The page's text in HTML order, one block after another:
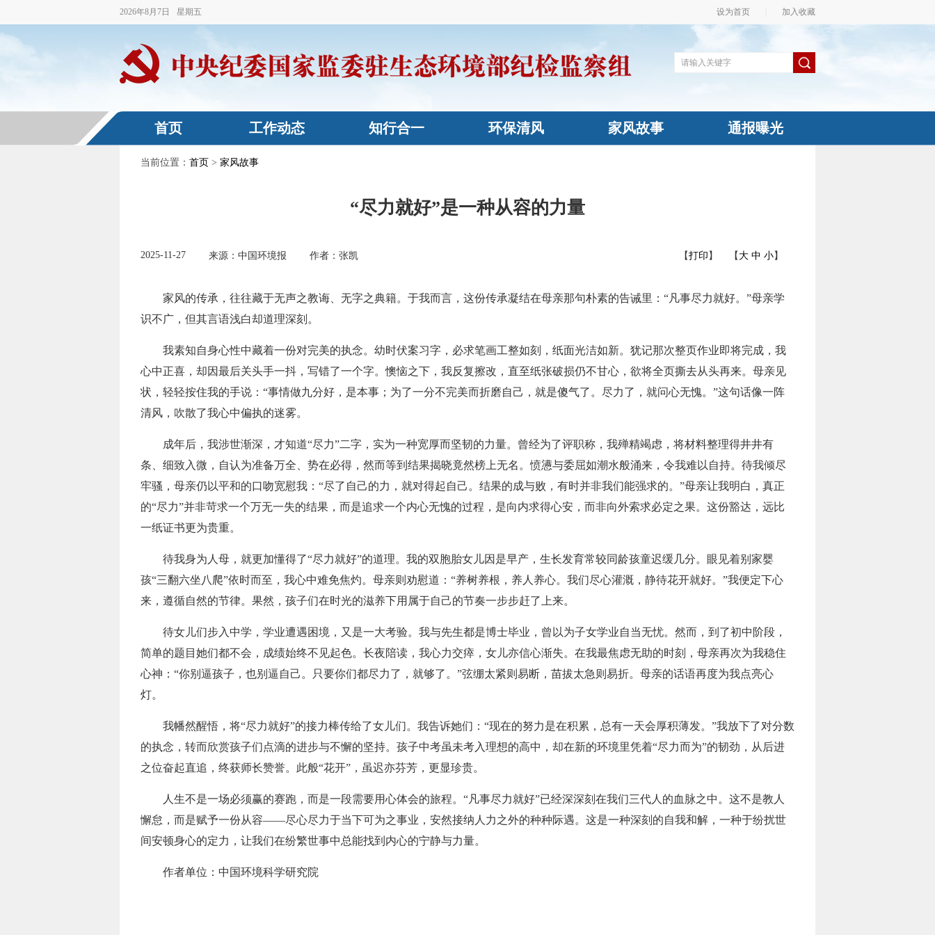
2026年8月 7 日 星期五 设为首页 加入收藏
首页 工作动态 知行合一 环保清风 家风故事 通报曝光
当前位置： 首页 > 家风故事
“尽力就好”是一种从容的力量
2025-11-27 来源：中国环境报 作者：张凯 【 大 中 小】
【打印 】
家风的传承，往往藏于无声之教诲、无字之典籍。于我而言，这份传承凝结在母亲那句朴素的告诫里：“凡事尽力就好。”母亲学
识不广，但其言语浅白却道理深刻。
我素知自身心性中藏着一份对完美的执念。幼时伏案习字，必求笔画工整如刻，纸面光洁如新。犹记那次整页作业即将完成，我
心中正喜，却因最后关头手一抖，写错了一个字。懊恼之下，我反复擦改，直至纸张破损仍不甘心，欲将全页撕去从头再来。母亲见
状，轻轻按住我的手说：“事情做九分好，是本事；为了一分不完美而折磨自己，就是傻气了。尽力了，就问心无愧。”这句话像一阵
清风，吹散了我心中偏执的迷雾。
成年后，我涉世渐深，才知道“尽力”二字，实为一种宽厚而坚韧的力量。曾经为了评职称，我殚精竭虑，将材料整理得井井有
条、细致入微，自认为准备万全、势在必得，然而等到结果揭晓竟然榜上无名。愤懑与委屈如潮水般涌来，令我难以自持。待我倾尽
牢骚，母亲仍以平和的口吻宽慰我：“尽了自己的力，就对得起自己。结果的成与败，有时并非我们能强求的。”母亲让我明白，真正
的“尽力”并非苛求一个万无一失的结果，而是追求一个内心无愧的过程，是向内求得心安，而非向外索求必定之果。这份豁达，远比
一纸证书更为贵重。
待我身为人母，就更加懂得了“尽力就好”的道理。我的双胞胎女儿因是早产，生长发育常较同龄孩童迟缓几分。眼见着别家婴
孩“三翻六坐八爬”依时而至，我心中难免焦灼。母亲则劝慰道：“养树养根，养人养心。我们尽心灌溉，静待花开就好。”我便定下心
来，遵循自然的节律。果然，孩子们在时光的滋养下用属于自己的节奏一步步赶了上来。
待女儿们步入中学，学业遭遇困境，又是一大考验。我与先生都是博士毕业，曾以为子女学业自当无忧。然而，到了初中阶段，
简单的题目她们都不会，成绩始终不见起色。长夜陪读，我心力交瘁，女儿亦信心渐失。在我最焦虑无助的时刻，母亲再次为我稳住
心神：“你别逼孩子，也别逼自己。只要你们都尽力了，就够了。”弦绷太紧则易断，苗拔太急则易折。母亲的话语再度为我点亮心
灯。
我幡然醒悟，将“尽力就好”的接力棒传给了女儿们。我告诉她们：“现在的努力是在积累，总有一天会厚积薄发。”我放下了对分数
的执念，转而欣赏孩子们点滴的进步与不懈的坚持。孩子中考虽未考入理想的高中，却在新的环境里凭着“尽力而为”的韧劲，从后进
之位奋起直追，终获师长赞誉。此般“花开”，虽迟亦芬芳，更显珍贵。
人生不是一场必须赢的赛跑，而是一段需要用心体会的旅程。“凡事尽力就好”已经深深刻在我们三代人的血脉之中。这不是教人
懈怠，而是赋予一份从容——尽心尽力于当下可为之事业，安然接纳人力之外的种种际遇。这是一种深刻的自我和解，一种于纷扰世
间安顿身心的定力，让我们在纷繁世事中总能找到内心的宁静与力量。
作者单位：中国环境科学研究院